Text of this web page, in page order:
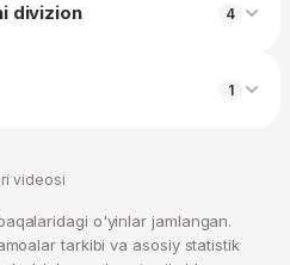
divizion 4
1
videosi
o'yinlar jamlangan.
tarkibi va asosiy statistik